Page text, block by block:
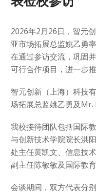
2026年2月26日，智元
亚市场拓展总监姚乙勇
在通过参访交流，巩固
可行合作项目，进一步
智元创新（上海）科技
场拓展总监姚乙勇及Mr.
我校接待团队包括国际
与创新技术学院院长洪
处主任黄凯文、信息技
副主任陈敏敏及国际教
会谈期间，双方代表分